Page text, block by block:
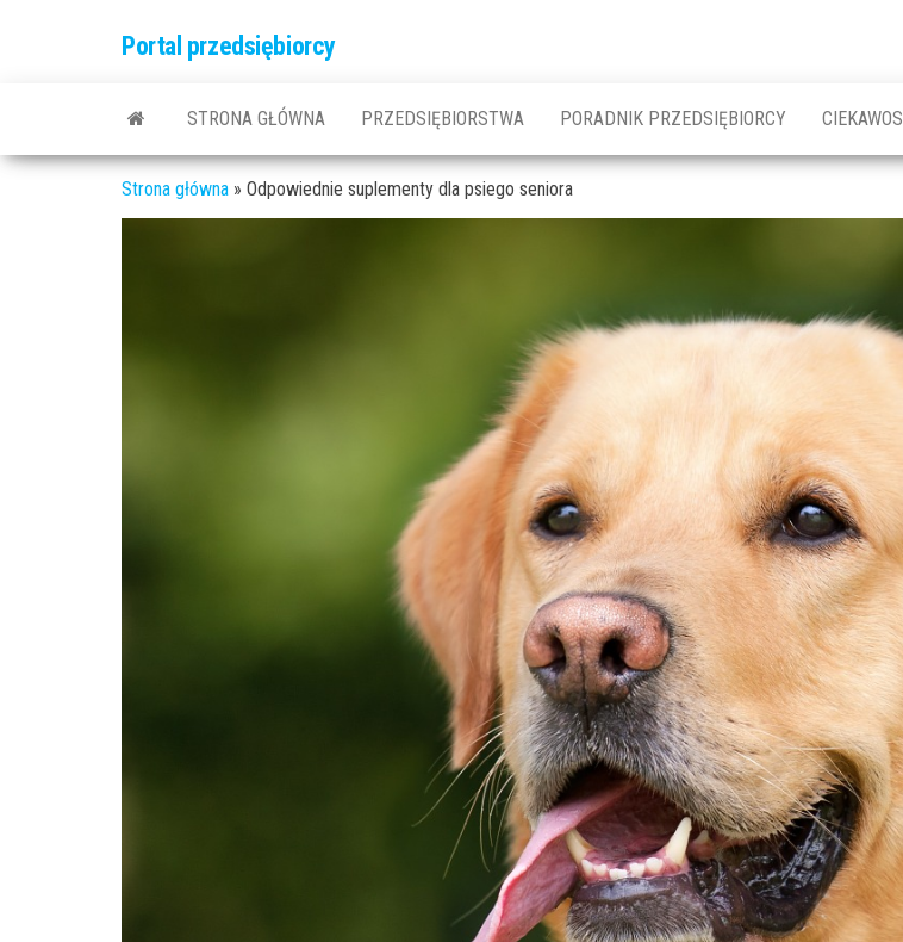
Portal przedsiębiorcy
STRONA GŁÓWNA PRZEDSIĘBIORSTWA PORADNIK PRZEDSIĘBIORCY
Strona główna » Odpowiednie suplementy dla psiego seniora